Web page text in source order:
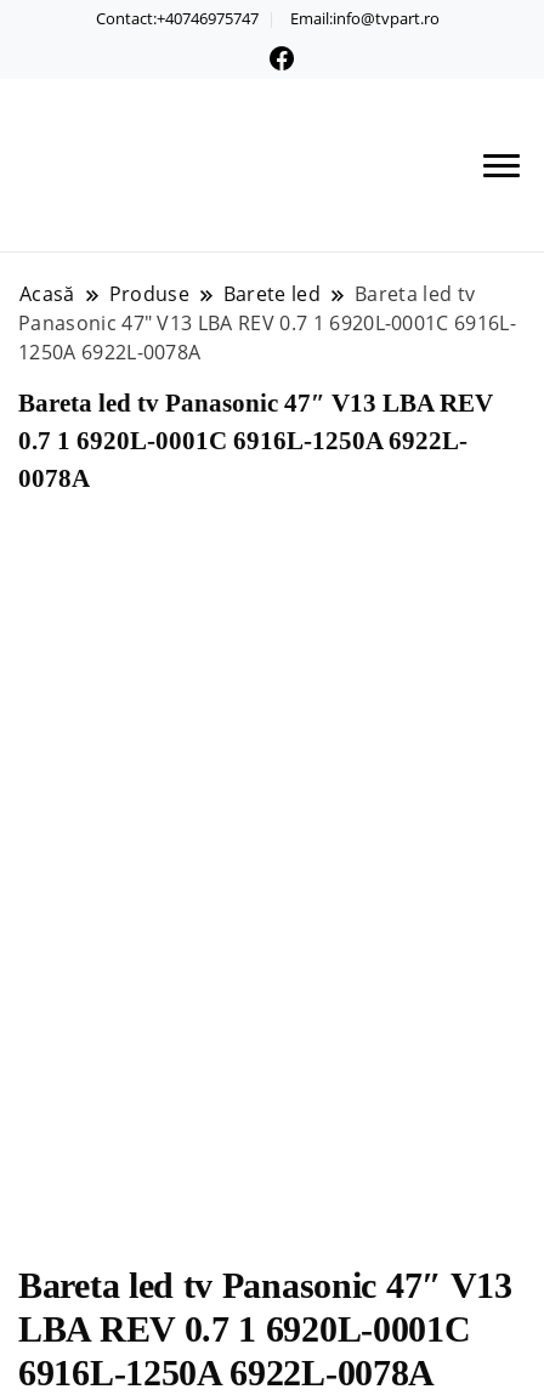
Contact:+40746975747 Email:info@tvpart.ro
Acasă Produse Barete led
Bareta led tv
Panasonic 47″ V13 LBA REV 0.7 1 6920L-0001C 6916L-
1250A 6922L-0078A
Bareta led tv Panasonic 47″ V13 LBA REV
0.7 1 6920L-0001C 6916L-1250A 6922L-
0078A
Bareta led tv Panasonic 47″ V13
LBA REV 0.7 1 6920L-0001C
6916L-1250A 6922L-0078A